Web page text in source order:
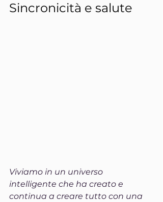
Sincronicità e salute
Viviamo in un universo
intelligente che ha creato e
continua a creare tutto con una